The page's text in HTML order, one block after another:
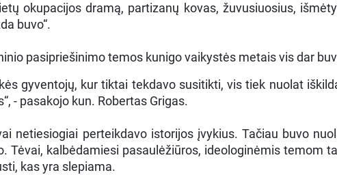
okupacijos dramą, partizanų kovas, žuvusiuosius,
buvo“.
pasipriešinimo temos kunigo vaikystės metais vis dar
gyventojų, kur tiktai tekdavo susitikti, vis tiek nuolat
- pasakojo kun. Robertas Grigas.
netiesiogiai perteikdavo istorijos įvykius. Tačiau buvo
Tėvai, kalbėdamiesi pasaulėžiūros, ideologinėmis temom
kas yra slepiama.